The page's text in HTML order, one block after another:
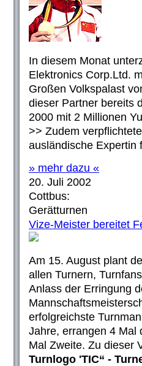
In diesem Monat
Elektronics Corp.Ltd.
Großen Volkspalast
dieser Partner bereits
2000 mit 2 Millionen
>> Zudem
ausländische Expertin
» mehr dazu «
20. Juli 2002
Cottbus:
Gerätturnen
Vize-Meister bereitet
Am 15. August plant
allen Turnern,
Anlass der Erringung
erfolgreichste
Jahre, errangen 4 Mal
Mal Zweite. Zu dieser
Turnlogo 'TIC“ -